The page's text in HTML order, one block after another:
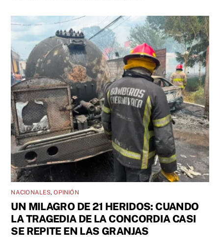
NACIONALES,OPINIÓN
UN MILAGRO DE 21 HERIDOS: CUANDO
LA TRAGEDIA DE LA CONCORDIA CASI
SE REPITE EN LAS GRANJAS